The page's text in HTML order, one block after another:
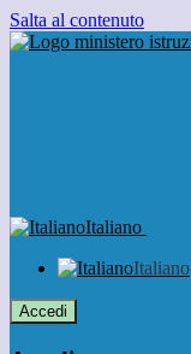
Salta al contenuto
Italiano
Italiano
Accedi